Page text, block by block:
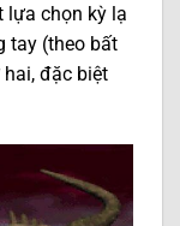
lựa chọn kỳ lạ
tay (theo bất
đặc biệt